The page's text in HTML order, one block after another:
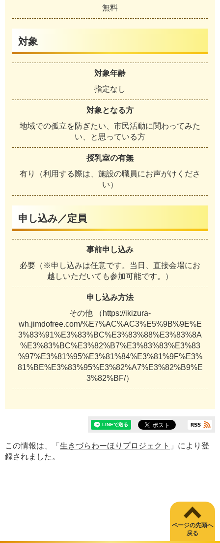
無料
対象
対象年齢
指定なし
対象となる方
地域での孤立を防ぎたい、市民活動に関わってみた
い、と思っている方
授乳室の有無
有り（利用する際は、施設の職員にお声がけくださ
い）
申し込み／定員
事前申し込み
必要（※申し込みは任意です。当日、直接会場にお
越しいただいても参加可能です。）
申し込み方法
その他 （https://ikizura-
wh.jimdofree.com/%E7%AC%AC3%E5%9B%9E%E
3%83%91%E3%83%BC%E3%83%88%E3%83%8A
%E3%83%BC%E3%82%B7%E3%83%83%E3%83
%97%E3%81%95%E3%81%84%E3%81%9F%E3%
81%BE%E3%83%95%E3%82%A7%E3%82%B9%E
3%82%BF/）
この情報は、「 生きづらわーほりプロジェクト 」により登
録されました。
ページの先頭へ
戻る